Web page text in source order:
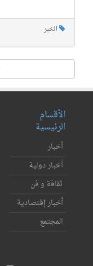
الخبر
الأقسام
الرئيسية
أخبار
أخبار دولية
ثقافة و فن
أخبار إقتصادية
المجتمع